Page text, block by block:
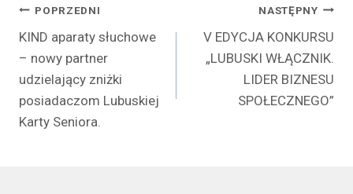
Nawigacja
wpisu
POPRZEDNI
KIND aparaty słuchowe
– nowy partner
udzielający zniżki
posiadaczom Lubuskiej
Karty Seniora.
NASTĘPNY
V EDYCJA KONKURSU
„LUBUSKI WŁĄCZNIK.
LIDER BIZNESU
SPOŁECZNEGO”